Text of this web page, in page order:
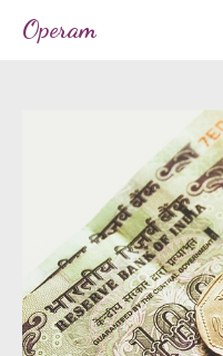
Operam